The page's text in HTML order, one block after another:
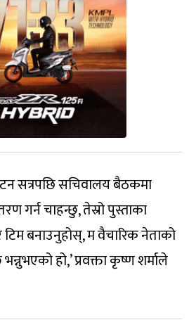
सत्रपछि सचिवालय बैठकमा
गर्न चाहन्छु, तेस्रो पुस्ताका
बनाउनुहोस्, म वैचारिक नेताको
हो,’ प्रवक्ता कृष्ण शर्माले